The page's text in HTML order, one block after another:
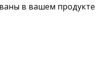
в вашем продукте